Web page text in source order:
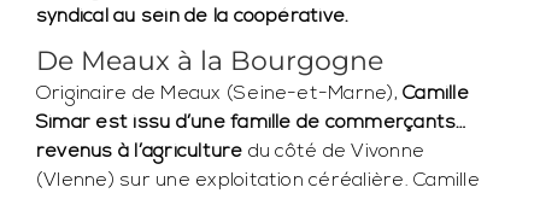
syndical au sein de la coopérative.
De Meaux à la Bourgogne
Originaire de Meaux (Seine-et-Marne),Camille
Simar est issu d’une famille de commerçants…
revenus à l’agriculture du côté de Vivonne
(VIenne) sur une exploitation céréalière. Camille